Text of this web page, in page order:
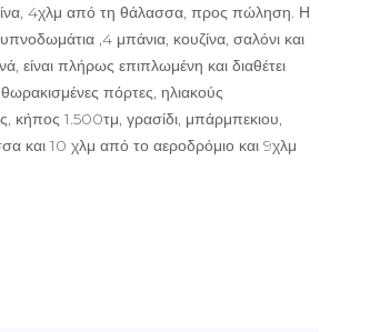
4χλμ από τη θάλασσα, προς πώληση. Η
,4 μπάνια, κουζίνα, σαλόνι και
είναι πλήρως επιπλωμένη και διαθέτει
πόρτες, ηλιακούς
κήπος 1.500τμ, γρασίδι, μπάρμπεκιου,
και 10 χλμ από το αεροδρόμιο και 9χλμ